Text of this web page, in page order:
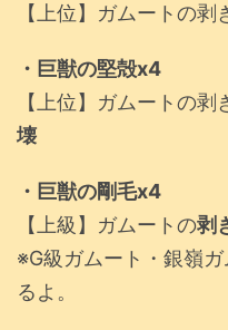
【上位】ガムートの剥
・巨獣の堅殻x4
【上位】ガムートの
壊
・巨獣の剛毛x4
【上級】ガムートの剥
※G級ガムート・銀嶺
るよ。